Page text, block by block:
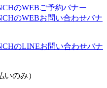
のみ）